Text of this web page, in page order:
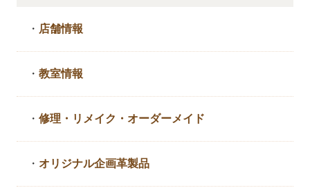
・ 店舗情報
・教室情報
・修理・リメイク・ オーダーメイド
・ オリジナル企画革製品